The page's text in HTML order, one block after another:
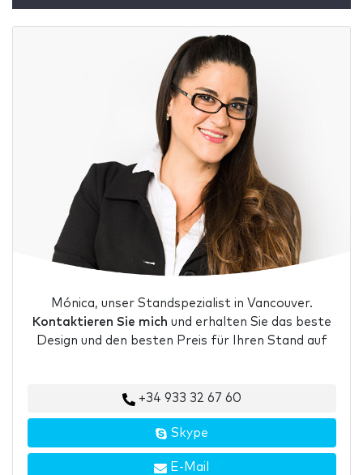
Mónica, unser Standspezialist in Vancouver.
Kontaktieren Sie mich und erhalten Sie das beste
Design und den besten Preis für Ihren Stand auf
+34 933 32 67 60
Skype
E-Mail